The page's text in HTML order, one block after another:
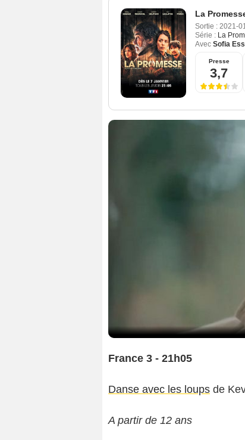
La
Sortie : 2021-
Série : La
Avec Sofia
Presse
3,7
France 3 - 21h05
Danse avec les loups de
A partir de 12 ans